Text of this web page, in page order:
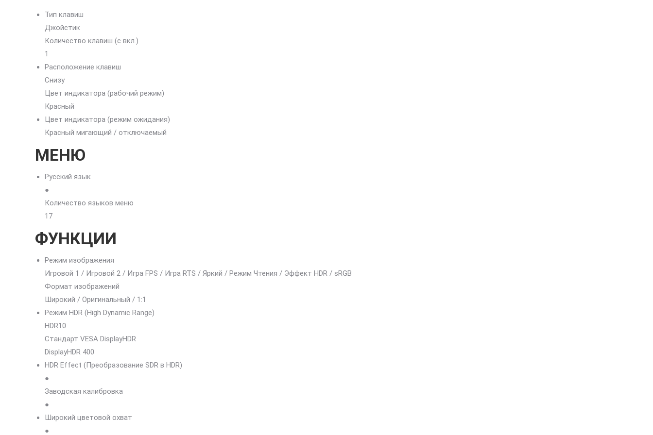
Тип клавиш
Джойстик
Количество клавиш (с вкл.)
1
Расположение клавиш
Снизу
Цвет индикатора (рабочий режим)
Красный
Цвет индикатора (режим ожидания)
Красный мигающий / отключаемый
МЕНЮ
Русский язык
●
Количество языков меню
17
ФУНКЦИИ
Режим изображения
Игровой 1 / Игровой 2 / Игра FPS / Игра RTS / Яркий / Режим Чтения / Эффект HDR / sRGB
Формат изображений
Широкий / Оригинальный / 1:1
Режим HDR (High Dynamic Range)
HDR10
Стандарт VESA DisplayHDR
DisplayHDR 400
HDR Effect (Преобразование SDR в HDR)
●
Заводская калибровка
●
Широкий цветовой охват
●